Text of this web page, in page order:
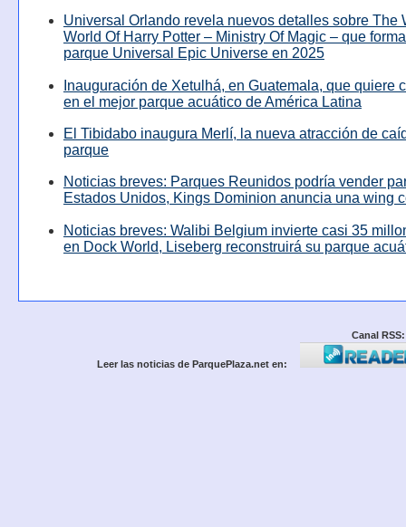
Universal Orlando revela nuevos detalles sobre The
World Of Harry Potter – Ministry Of Magic – que
parque Universal Epic Universe en 2025
Inauguración de Xetulhá, en Guatemala, que quiere
en el mejor parque acuático de América Latina
El Tibidabo inaugura Merlí, la nueva atracción de
parque
Noticias breves: Parques Reunidos podría vender
Estados Unidos, Kings Dominion anuncia una wing
Noticias breves: Walibi Belgium invierte casi 35
en Dock World, Liseberg reconstruirá su parque
Canal RSS:
Leer las noticias de ParquePlaza.net en: